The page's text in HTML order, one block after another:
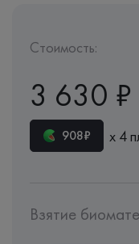
Стоимость:
3 630 ₽
908₽ х 4
Взятие